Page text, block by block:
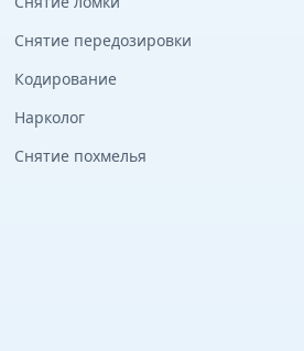
Снятие передозировки
Кодирование
Нарколог
Снятие похмелья